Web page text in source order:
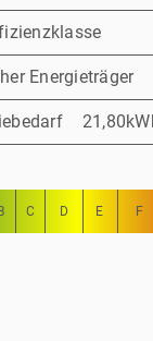
Energieträger
C D E F